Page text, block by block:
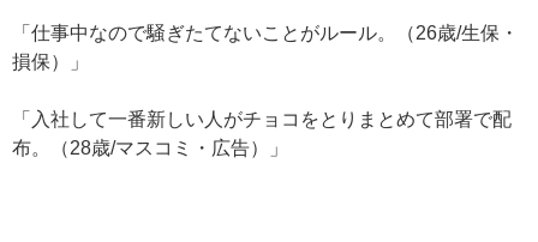
「仕事中なので騒ぎたてないことがルール。（26歳/生保・
損保）」
「入社して一番新しい人がチョコをとりまとめて部署で配
布。（28歳/マスコミ・広告）」